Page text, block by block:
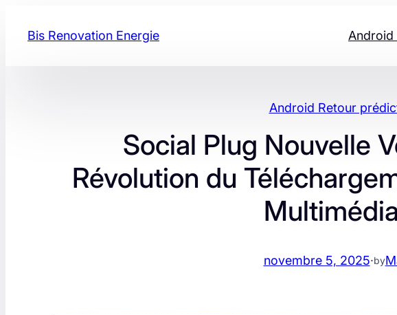
Bis Renovation Energie Android
Android Retour
Social Plug Nouvelle
Révolution du
novembre 5, 2025·by